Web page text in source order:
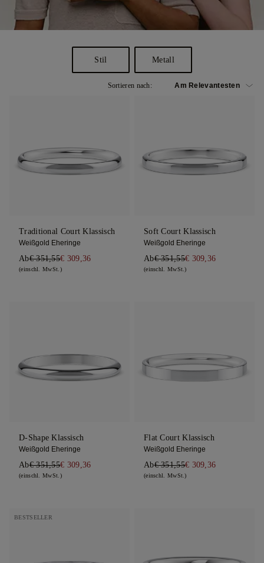
Stil Metall
Sortieren nach:
Traditional Court Klassisch
Weißgold Eheringe
Ab€ 351,55€ 309,36
(einschl. MwSt.)
Soft Court Klassisch
Weißgold Eheringe
Ab€ 351,55€ 309,36
(einschl. MwSt.)
D-Shape Klassisch
Weißgold Eheringe
Ab€ 351,55€ 309,36
(einschl. MwSt.)
Flat Court Klassisch
Weißgold Eheringe
Ab€ 351,55€ 309,36
(einschl. MwSt.)
BESTSELLER